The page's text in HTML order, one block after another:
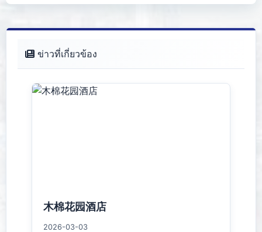
ข่าวที่เกี่ยวข้อง
木棉花园酒店
2026-03-03